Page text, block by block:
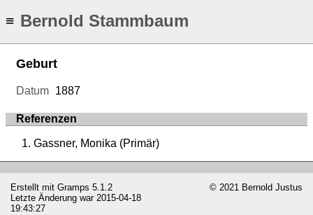
≡ Bernold Stammbaum
Geburt
Datum 1887
Referenzen
Gassner, Monika (Primär)
Erstellt mit Gramps 5.1.2
Letzte Änderung war 2015-04-18
19:43:27
© 2021 Bernold Justus